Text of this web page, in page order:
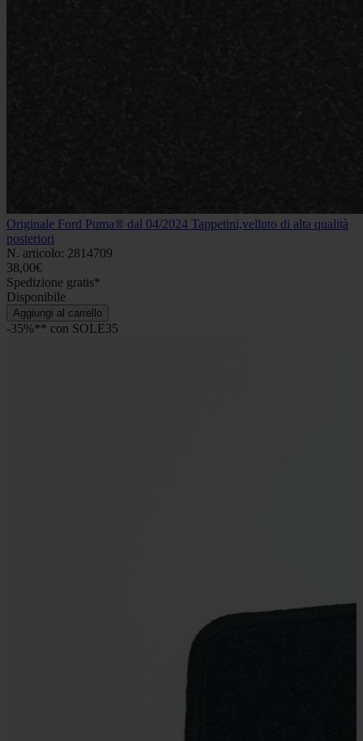
Originale Ford Puma® dal 04/2024 Tappetini,velluto di alta qualità
posteriori
N. articolo: 2814709
38,00€
Spedizione gratis*
Disponibile
Aggiungi al carrello
-35%** con SOLE35